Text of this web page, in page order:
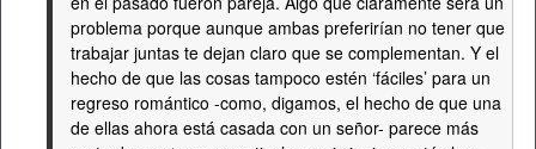
problema porque aunque ambas preferirían no tener que
trabajar juntas te dejan claro que se complementan. Y el
hecho de que las cosas tampoco estén ‘fáciles’ para un
regreso romántico -como, digamos, el hecho de que una
de ellas ahora está casada con un señor- parece más